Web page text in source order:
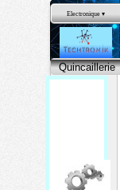
Electronique ▾
Quincaillerie